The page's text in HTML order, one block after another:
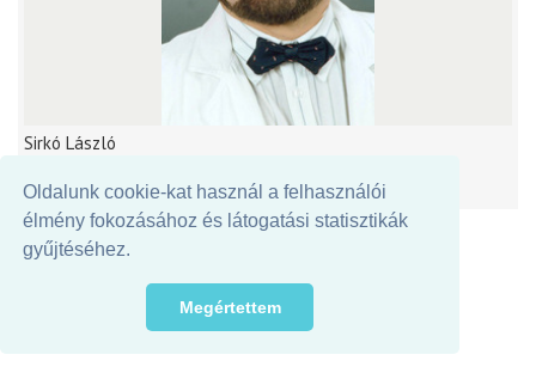
Oldalunk cookie-kat használ a felhasználói
élmény fokozásához és látogatási statisztikák
gyűjtéséhez.
Megértettem
Sirkó László